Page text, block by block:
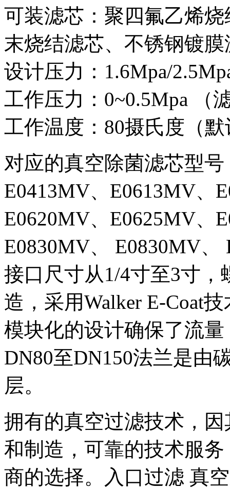
可装滤芯：聚四氟乙烯
末烧结滤芯、不锈钢镀
设计压力：1.6Mpa/
工作压力：0~0.5Mpa （
工作温度：80摄氏度（
对应的真空除菌滤芯型
E0413MV、E0613MV、
E0620MV、E0625MV、
E0830MV、 E0830MV、
接口尺寸从1/4寸至3寸
造，采用Walker E-Coat
模块化的设计确保了流
DN80至DN150法兰是由
层。
拥有的真空过滤技术，
和制造，可靠的技术服
商的选择。入口过滤 真